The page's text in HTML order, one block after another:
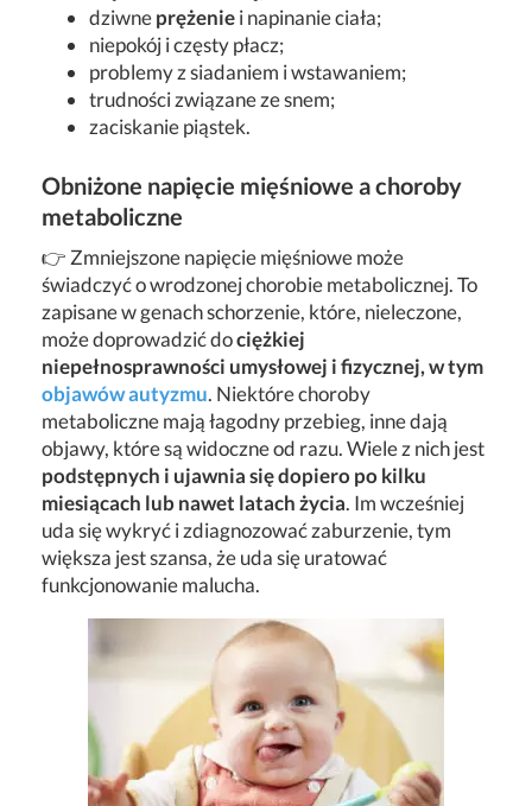
dziwneprężeniei napinanie ciała;
niepokój i częsty płacz;
problemy z siadaniem i wstawaniem;
trudności związane ze snem;
zaciskanie piąstek.
Obniżone napięcie mięśniowe a choroby
metaboliczne
👉 Zmniejszone napięcie mięśniowe może
świadczyć o wrodzonej chorobie metabolicznej. To
zapisane w genach schorzenie, które, nieleczone,
może doprowadzić dociężkiej
niepełnosprawności umysłowej i fizycznej, w tym
objawów autyzmu. Niektóre choroby
metaboliczne mają łagodny przebieg, inne dają
objawy, które są widoczne od razu. Wiele z nich jest
podstępnych i ujawnia się dopiero po kilku
miesiącach lub nawet latach życia. Im wcześniej
uda się wykryć i zdiagnozować zaburzenie, tym
większa jest szansa, że uda się uratować
funkcjonowanie malucha.